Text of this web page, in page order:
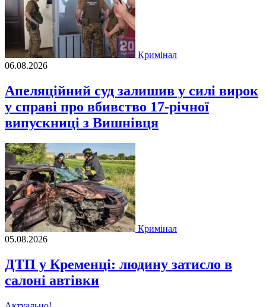
Кримінал
06.08.2026
Апеляційний суд залишив у силі вирок
у справі про вбивство 17-річної
випускниці з Вишнівця
Кримінал
05.08.2026
ДТП у Кременці: людину затисло в
салоні автівки